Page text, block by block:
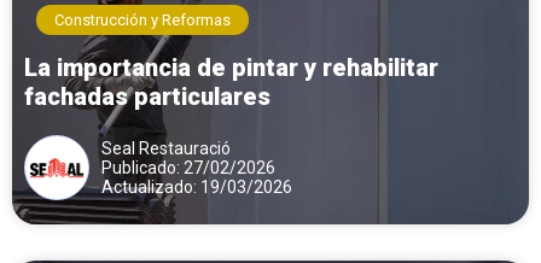
Construcción y Reformas
La importancia de pintar y rehabilitar
fachadas particulares
Seal Restauració
Publicado: 27/02/2026
Actualizado: 19/03/2026